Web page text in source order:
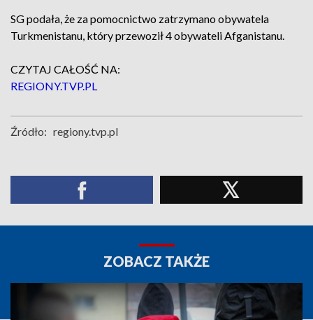
SG podała, że za pomocnictwo zatrzymano obywatela
Turkmenistanu, który przewoził 4 obywateli Afganistanu.
CZYTAJ CAŁOŚĆ NA:
REGIONY.TVP.PL
Źródło: regiony.tvp.pl
ZOBACZ TAKŻE